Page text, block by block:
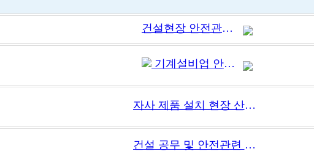
건설현장 안전관리자(급구)
기계설비업 안전관리자를 모집합니다.
자사 제품 설치 현장 산업안전관리자
건설 공무 및 안전관련 업무하실분 구인합니다.